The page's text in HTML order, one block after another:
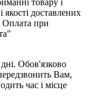
товару і
якості доставлених
Оплата при
Обов'язково
Вам,
час і місце